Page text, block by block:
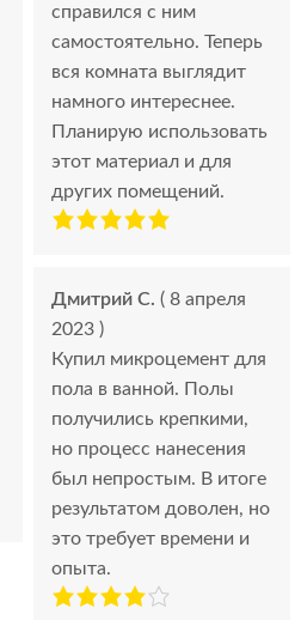
справился с ним
самостоятельно. Теперь
вся комната выглядит
намного интереснее.
Планирую использовать
этот материал и для
других помещений.
Дмитрий С. ( 8 апреля
2023 )
Купил микроцемент для
пола в ванной. Полы
получились крепкими,
но процесс нанесения
был непростым. В итоге
результатом доволен, но
это требует времени и
опыта.